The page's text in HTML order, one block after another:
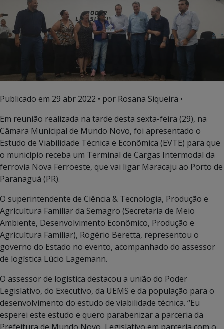
Publicado em 29 abr 2022 • por Rosana Siqueira •
Em reunião realizada na tarde desta sexta-feira (29), na
Câmara Municipal de Mundo Novo, foi apresentado o
Estudo de Viabilidade Técnica e Econômica (EVTE) para que
o município receba um Terminal de Cargas Intermodal da
ferrovia Nova Ferroeste, que vai ligar Maracaju ao Porto de
Paranaguá (PR).
O superintendente de Ciência & Tecnologia, Produção e
Agricultura Familiar da Semagro (Secretaria de Meio
Ambiente, Desenvolvimento Econômico, Produção e
Agricultura Familiar), Rogério Beretta, representou o
governo do Estado no evento, acompanhado do assessor
de logística Lúcio Lagemann.
O assessor de logística destacou a união do Poder
Legislativo, do Executivo, da UEMS e da população para o
desenvolvimento do estudo de viabilidade técnica. “Eu
esperei este estudo e quero parabenizar a parceria da